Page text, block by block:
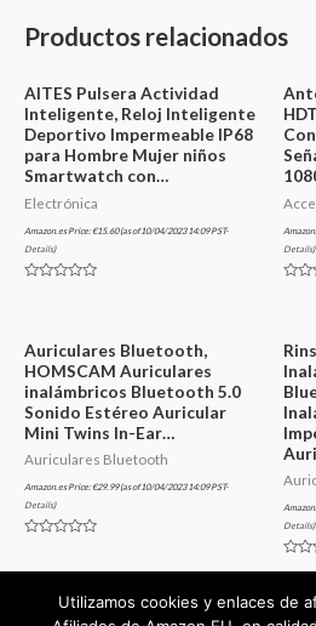
Productos relacionados
AITES Pulsera Actividad
Inteligente, Reloj Inteligente
Deportivo Impermeable IP68
para Hombre Mujer niños
Smartwatch con…
Electrónica
Amazon.es Price:€15.60(as of 10/04/2023 14:09 PST-
Details)
5
Details)
5
Auriculares Bluetooth,
HOMSCAM Auriculares
inalámbricos Bluetooth 5.0
Sonido Estéreo Auricular
Mini Twins In-Ear…
Auriculares Bluetooth
Amazon.es Price:€29.99(as of 10/04/2023 14:09 PST-
Details)
0
Details)
0
de
5
Utilizamos cookies y enlaces de